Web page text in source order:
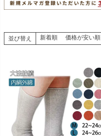
並び替え 新着順 価格が安い順